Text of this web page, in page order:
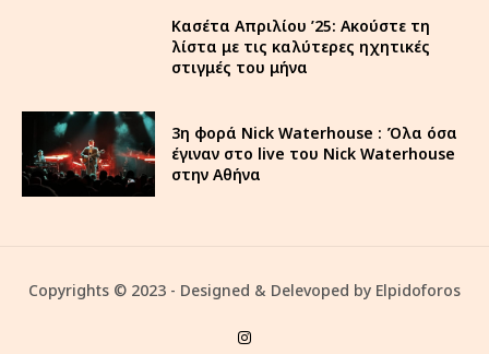
Κασέτα Απριλίου ’25: Ακούστε τη
λίστα με τις καλύτερες ηχητικές
στιγμές του μήνα
3η φορά Nick Waterhouse : Όλα όσα
έγιναν στο live του Nick Waterhouse
στην Αθήνα
Copyrights © 2023 - Designed & Delevoped by Elpidoforos